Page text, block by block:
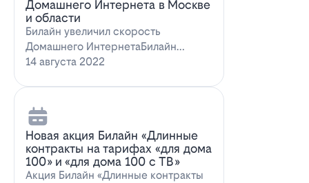
Домашнего Интернета в Москве
и области
Билайн увеличил скорость
Домашнего ИнтернетаБилайн
увеличил скорость Домашнего
14 августа 2022
Новая акция Билайн «Длинные
контракты на тарифах «для дома
100» и «для дома 100 с ТВ»
Акция Билайн «Длинные контракты